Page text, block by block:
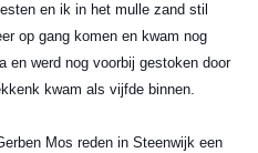
en ik in het mulle zand stil
op gang komen en kwam nog
en werd nog voorbij gestoken door
kwam als vijfde binnen.
Mos reden in Steenwijk een